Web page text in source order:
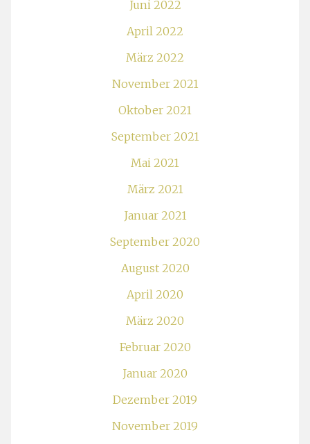
Juni 2022
April 2022
März 2022
November 2021
Oktober 2021
September 2021
Mai 2021
März 2021
Januar 2021
September 2020
August 2020
April 2020
März 2020
Februar 2020
Januar 2020
Dezember 2019
November 2019